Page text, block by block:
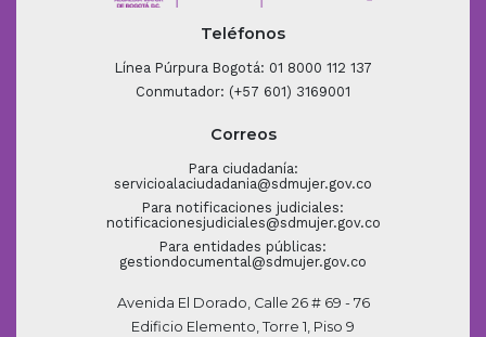
Teléfonos
Línea Púrpura Bogotá: 01 8000 112 137
Conmutador: (+57 601) 3169001
Correos
Para ciudadanía:
servicioalaciudadania@sdmujer.gov.co
Para notificaciones judiciales:
notificacionesjudiciales@sdmujer.gov.co
Para entidades públicas:
gestiondocumental@sdmujer.gov.co
Avenida El Dorado, Calle 26 # 69 - 76
Edificio Elemento, Torre 1, Piso 9